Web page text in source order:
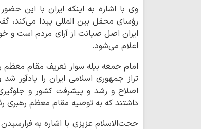
وی با اشاره به اینکه ایران با این
ایران اصل صیانت از آرای مردم است و
اعلام می‌شود.
امام جمعه بیله سوار تعریف مقام معظم
تراز جمهوری اسلامی ایران را یادآور
اصلاح و رشد و پیشرفت کشور و
داشتند که به توصیه مقام معظم رهبری